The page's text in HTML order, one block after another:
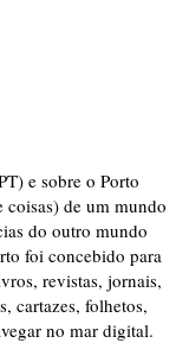
e sobre o Porto
coisas) de um mundo
do outro mundo
foi concebido para
revistas, jornais,
cartazes, folhetos,
no mar digital.